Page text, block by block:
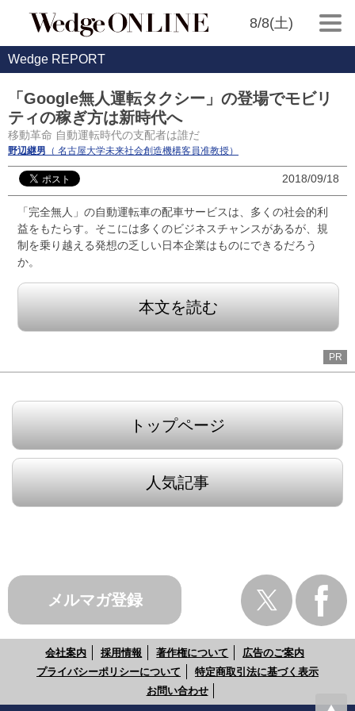
8/8(土)
Wedge REPORT
「Google無人運転タクシー」の登場でモビリ
ティの稼ぎ方は新時代へ
移動革命 自動運転時代の支配者は誰だ
野辺継男 （ 名古屋大学未来社会創造機構客員准教授）
2018/09/18
「完全無人」の自動運転車の配車サービスは、多くの社会的利
益をもたらす。そこには多くのビジネスチャンスがあるが、規
制を乗り越える発想の乏しい日本企業はものにできるだろう
か。
本文を読む
PR
トップページ
人気記事
メルマガ登録
会社案内 採用情報 著作権について
広告のご案内
プライバシーポリシーについて
特定商取引法に基づく表示
お問い合わせ